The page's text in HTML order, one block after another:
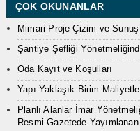
ÇOK OKUNANLAR
Mimari Proje Çizim ve Sunuş
Şantiye Şefliği
Oda Kayıt ve Koşulları
Yapı Yaklaşık Birim
Planlı Alanlar İmar
Resmi Gazetede